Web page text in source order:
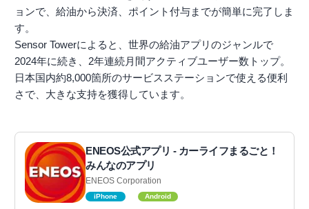
ョンで、給油から決済、ポイント付与までが簡単に完了しま
す。
Sensor Towerによると、世界の給油アプリのジャンルで
2024年に続き、2年連続月間アクティブユーザー数トップ。
日本国内約8,000箇所のサービスステーションで使える便利
さで、大きな支持を獲得しています。
ENEOS公式アプリ - カーライフまるごと！
みんなのアプリ
ENEOS Corporation
iPhone Android